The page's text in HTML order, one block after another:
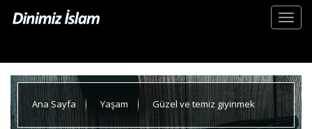
Ana Sayfa Yaşam Güzel ve temiz giyinmek